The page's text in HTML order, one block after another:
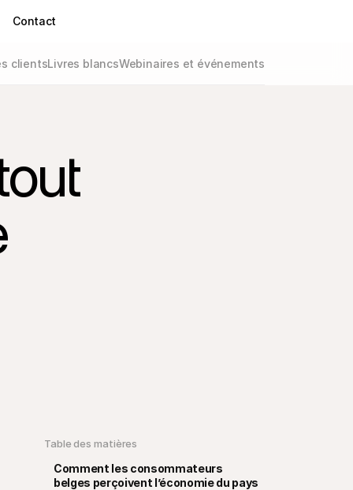
Contact
clientsLivres blancsWebinaires et événements
Table des matières
Comment les consommateurs
belges perçoivent l’économie du pays